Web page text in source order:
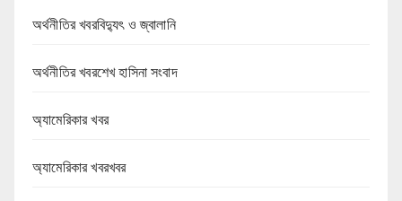
অর্থনীতির খবরবিদ্যুৎ ও জ্বালানি
অর্থনীতির খবরশেখ হাসিনা সংবাদ
অ্যামেরিকার খবর
অ্যামেরিকার খবরখবর